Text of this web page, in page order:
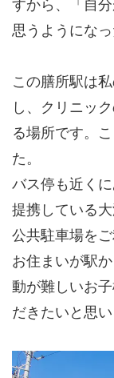
すから、「自
思うようにな
この膳所駅は
し、クリニッ
る場所です。
た。
バス停も近く
提携している
公共駐車場をご
お住まいが駅
動が難しいお
だきたいと思い